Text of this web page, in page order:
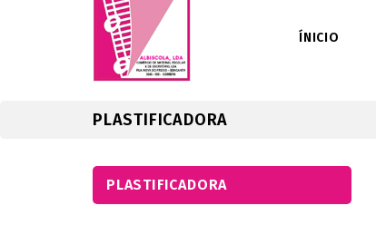
ÍNICIO
PLASTIFICADORA
PLASTIFICADORA